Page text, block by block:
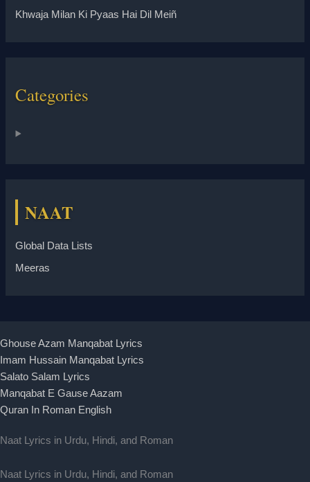
Khwaja Milan Ki Pyaas Hai Dil Meiñ
Categories
NAAT
Global Data Lists
Meeras
Ghouse Azam Manqabat Lyrics
Imam Hussain Manqabat Lyrics
Salato Salam Lyrics
Manqabat E Gause Aazam
Quran In Roman English
Naat Lyrics in Urdu, Hindi, and Roman
Naat Lyrics in Urdu, Hindi, and Roman